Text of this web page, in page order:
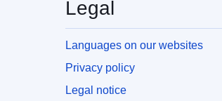
Legal
Languages on our websites
Privacy policy
Legal notice